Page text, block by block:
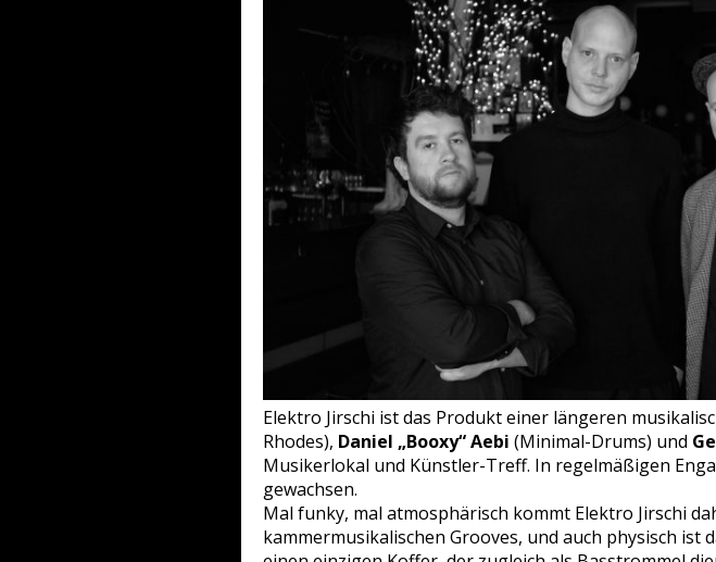
Elektro Jirschi ist das Produkt einer längeren
Rhodes), Daniel „Booxy“ Aebi (Minimal-Drums) und
Musikerlokal und Künstler-Treff. In regelmäßigen
gewachsen.
Mal funky, mal atmosphärisch kommt Elektro Jirschi
kammermusikalischen Grooves, und auch physisch